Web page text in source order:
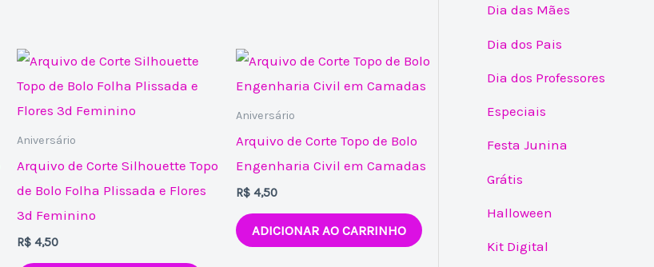
Aniversário
Arquivo de Corte Silhouette Topo
de Bolo Folha Plissada e Flores
3d Feminino
R$ 4,50
Aniversário
Arquivo de Corte Topo de Bolo
Engenharia Civil em Camadas
R$4,50
ADICIONAR AO CARRINHO
Dia das Mães
Dia dos Pais
Dia dos Professores
Especiais
Festa Junina
Grátis
Halloween
Kit Digital